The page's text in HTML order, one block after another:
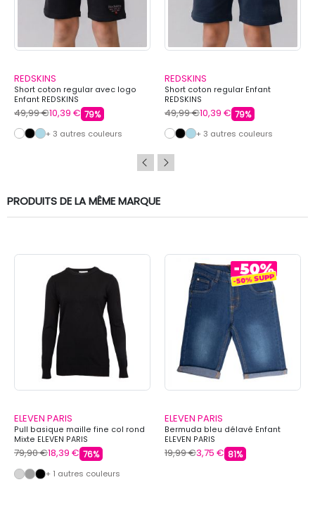
REDSKINS
Short coton regular avec logo
Enfant REDSKINS
49,99 €10,39 € 79%
+ 3 autres couleurs
REDSKINS
Short coton regular Enfant
REDSKINS
49,99 €10,39 € 79%
+ 3 autres couleurs
PRODUITS DE LA MÊME MARQUE
ELEVEN PARIS
Pull basique maille fine col rond
Mixte ELEVEN PARIS
79,90 €18,39 € 76%
+ 1 autres couleurs
ELEVEN PARIS
Bermuda bleu délavé Enfant
ELEVEN PARIS
19,99 €3,75 € 81%